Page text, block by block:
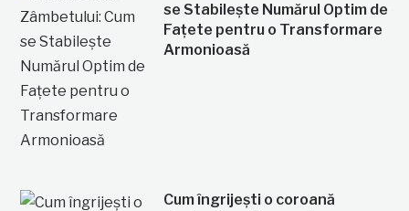
se Stabilește Numărul Optim de
Fațete pentru o Transformare
Armonioasă
Cum îngrijești o coroană